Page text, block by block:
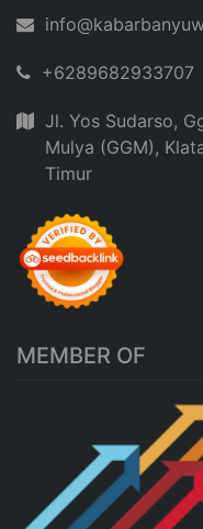
+6289682933707
Jl. Yos Sudarso,
Mulya (GGM),
Timur
MEMBER OF